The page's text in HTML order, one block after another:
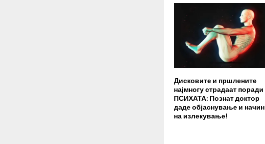
Дисковите и пршлените
најмногу страдаат поради
ПСИХАТА: Познат доктор
даде објаснување и начин
на излекување!